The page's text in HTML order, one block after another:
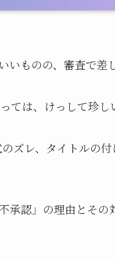
ものの、審査で差
は、けっして珍し
ズレ、タイトルの
認」の理由とその